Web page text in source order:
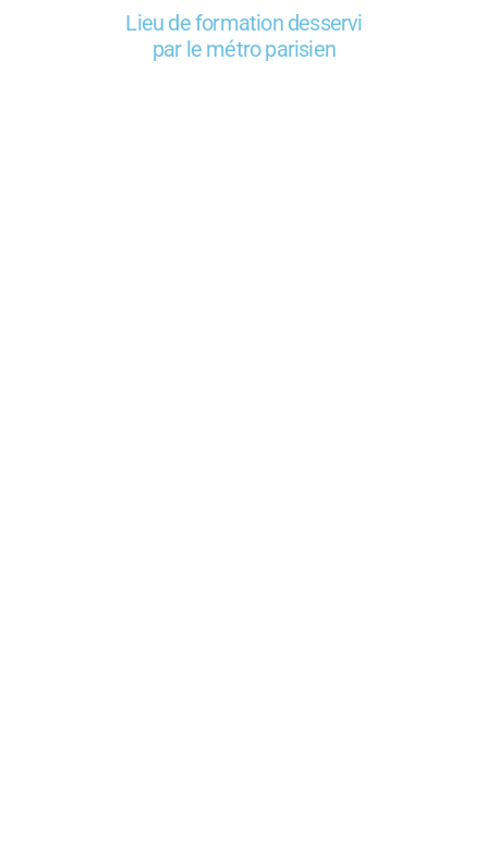
Lieu de formation desservi
par le métro parisien